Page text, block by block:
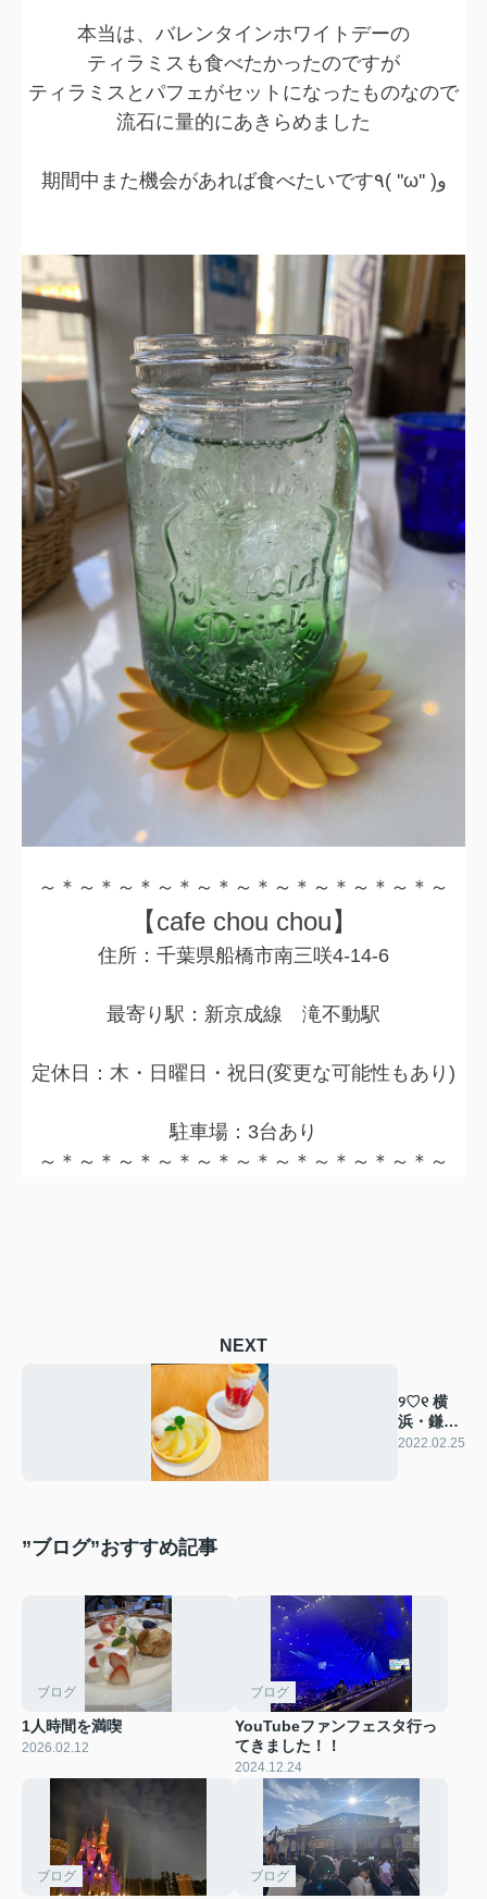
本当は、バレンタインホワイトデーの
ティラミスも食べたかったのですが
ティラミスとパフェがセットになったものなので
流石に量的にあきらめました
期間中また機会があれば食べたいです٩( ''ω'' )و
～＊～＊～＊～＊～＊～＊～＊～＊～＊～＊～
【cafe chou chou】
住所：千葉県船橋市南三咲4-14-6
最寄り駅：新京成線 滝不動駅
定休日：木・日曜日・祝日(変更な可能性もあり)
駐車場：3台あり
～＊～＊～＊～＊～＊～＊～＊～＊～＊～＊～
NEXT
୨♡୧ 横
浜・鎌倉
旅② ୨♡୧
2022.02.25
”ブログ”おすすめ記事
ブログ
1人時間を満喫
2026.02.12
ブログ
YouTubeファンフェスタ行っ
てきました！！
2024.12.24
ブログ ブログ